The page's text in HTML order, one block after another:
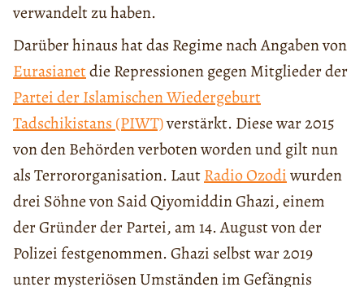
verwandelt zu haben.
Darüber hinaus hat das Regime nach Angaben von
Eurasianetdie Repressionen gegen Mitglieder der
Partei der Islamischen Wiedergeburt
Tadschikistans (PIWT)verstärkt. Diese war 2015
von den Behörden verboten worden und gilt nun
als Terrororganisation. LautRadio Ozodiwurden
drei Söhne von Said Qiyomiddin Ghazi, einem
der Gründer der Partei, am 14. August von der
Polizei festgenommen. Ghazi selbst war 2019
unter mysteriösen Umständen im Gefängnis